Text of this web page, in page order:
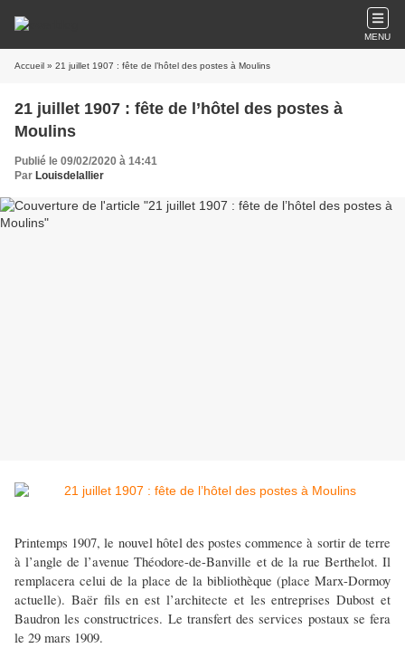
MENU
Accueil » 21 juillet 1907 : fête de l’hôtel des postes à Moulins
21 juillet 1907 : fête de l’hôtel des postes à
Moulins
Publié le 09/02/2020 à 14:41
Par Louisdelallier
Printemps 1907, le nouvel hôtel des postes commence à sortir de terre
à l’angle de l’avenue Théodore-de-Banville et de la rue Berthelot. Il
remplacera celui de la place de la bibliothèque (place Marx-Dormoy
actuelle). Baër fils en est l’architecte et les entreprises Dubost et
Baudron les constructrices. Le transfert des services postaux se fera
le 29 mars 1909.